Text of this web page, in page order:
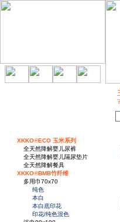
XKKO®ECO 玉米系列
全天然降解婴儿尿裤
全天然降解婴儿隔尿垫片
全天然降解餐具
XKKO®BMB竹纤维
多用巾70x70
纯色
本白
本白底印花
印花/纯色混色